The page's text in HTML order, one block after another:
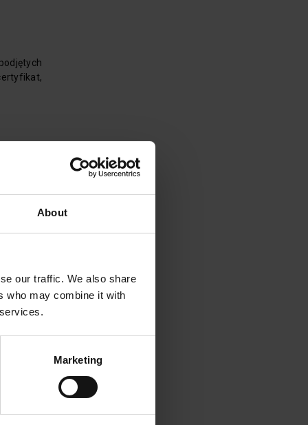
About
our traffic. We also share
who may combine it with
Marketing
w
to
–